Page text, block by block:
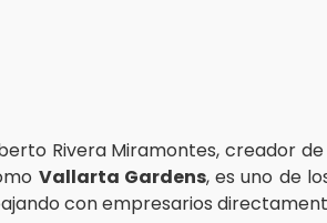
Rivera Miramontes, creador de
Vallarta Gardens, es uno de
con empresarios